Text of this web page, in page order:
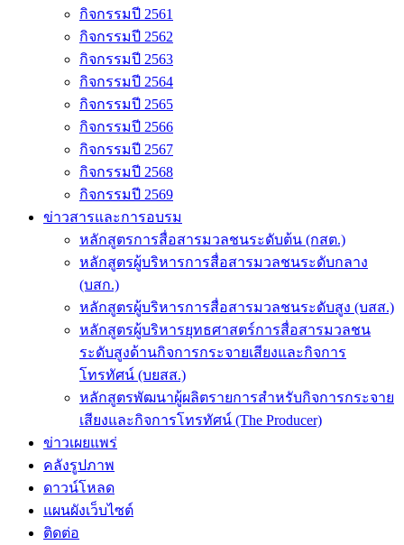
กิจกรรมปี 2561
กิจกรรมปี 2562
กิจกรรมปี 2563
กิจกรรมปี 2564
กิจกรรมปี 2565
กิจกรรมปี 2566
กิจกรรมปี 2567
กิจกรรมปี 2568
กิจกรรมปี 2569
ข่าวสารและการอบรม
หลักสูตรการสื่อสารมวลชนระดับต้น (กสต.)
หลักสูตรผู้บริหารการสื่อสารมวลชนระดับกลาง
(บสก.)
หลักสูตรผู้บริหารการสื่อสารมวลชนระดับสูง (บสส.)
หลักสูตรผู้บริหารยุทธศาสตร์การสื่อสารมวลชน
ระดับสูงด้านกิจการกระจายเสียงและกิจการ
โทรทัศน์ (บยสส.)
หลักสูตรพัฒนาผู้ผลิตรายการสำหรับกิจการกระจาย
เสียงและกิจการโทรทัศน์ (The Producer)
ข่าวเผยแพร่
คลังรูปภาพ
ดาวน์โหลด
แผนผังเว็บไซต์
ติดต่อ